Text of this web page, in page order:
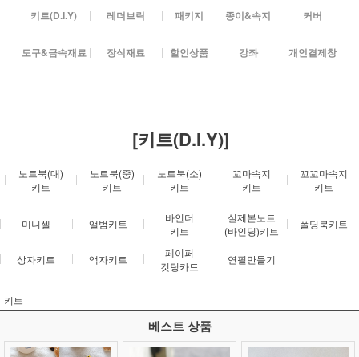
키트(D.I.Y) 레더브릭 패키지 종이&속지 커버
도구&금속재료 장식재료 할인상품 강좌 개인결제창
[키트(D.I.Y)]
노트북(대)
키트
노트북(중)
키트
노트북(소)
키트
꼬마속지
키트
꼬꼬마속지
키트
미니셀 앨범키트
바인더
키트
실제본노트
(바인딩)키트
폴딩북키트
상자키트 액자키트
페이퍼
컷팅카드
연필만들기
키트
베스트 상품